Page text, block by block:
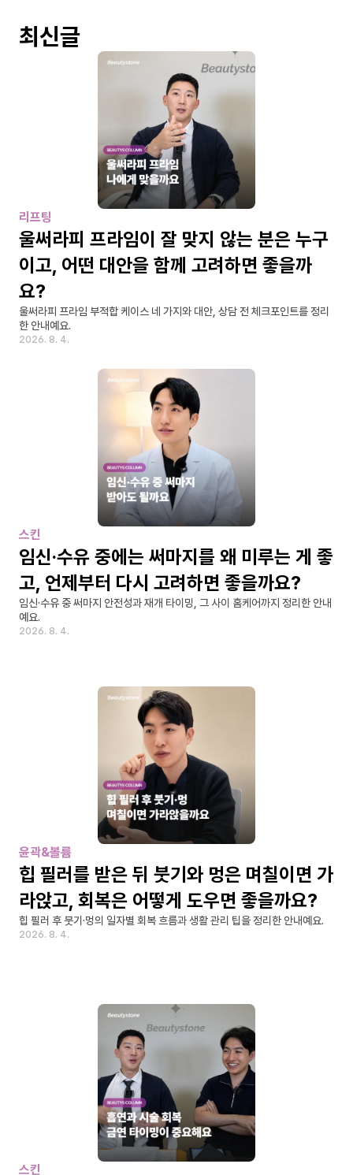
최신글
리프팅
울써라피 프라임이 잘 맞지 않는 분은 누구
이고, 어떤 대안을 함께 고려하면 좋을까
요?
울써라피 프라임 부적합 케이스 네 가지와 대안, 상담 전 체크포인트를 정리
한 안내예요.
2026. 8. 4.
스킨
임신·수유 중에는 써마지를 왜 미루는 게 좋
고, 언제부터 다시 고려하면 좋을까요?
임신·수유 중 써마지 안전성과 재개 타이밍, 그 사이 홈케어까지 정리한 안내
예요.
2026. 8. 4.
윤곽&볼륨
힙 필러를 받은 뒤 붓기와 멍은 며칠이면 가
라앉고, 회복은 어떻게 도우면 좋을까요?
힙 필러 후 붓기·멍의 일자별 회복 흐름과 생활 관리 팁을 정리한 안내예요.
2026. 8. 4.
스킨